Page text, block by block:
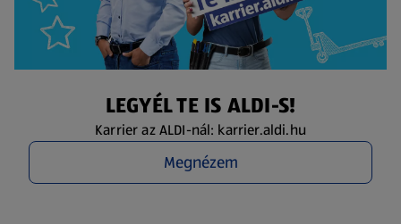
LEGYÉL TE IS ALDI-S!
Karrier az ALDI-nál: karrier.aldi.hu
Megnézem